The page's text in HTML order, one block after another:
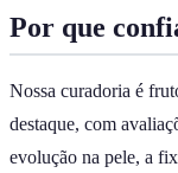
Por que
Nossa curadoria é
destaque, com
evolução na pele, a